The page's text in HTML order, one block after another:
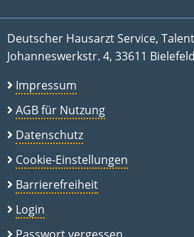
Deutscher Hausarzt Service,
Johanneswerkstr. 4, 33611 Bielefeld
Impressum
AGB für Nutzung
Datenschutz
Cookie-Einstellungen
Barrierefreiheit
Login